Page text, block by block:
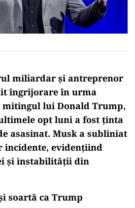
miliardar și antreprenor
îngrijorare în urma
lui Donald Trump,
opt luni a fost ținta
asasinat. Musk a subliniat
incidente, evidențiind
și instabilității din
soartă ca Trump